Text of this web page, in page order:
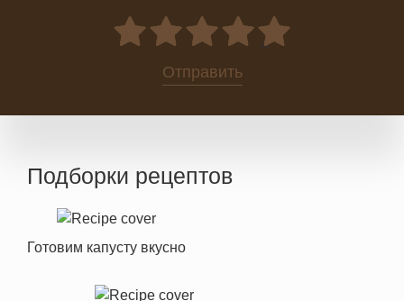
0
Отправить
Подборки рецептов
Готовим капусту вкусно